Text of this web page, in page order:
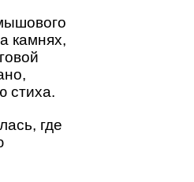
камнях,
стиха.
где